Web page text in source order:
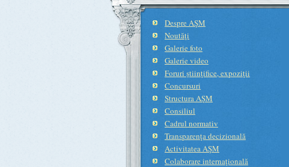
Despre AŞM
Noutăţi
Galerie foto
Galerie video
Foruri ştiinţifice, expoziţii
Concursuri
Structura AŞM
Consiliul
Cadrul normativ
Transparenţa decizională
Activitatea AŞM
Colaborare internaţională